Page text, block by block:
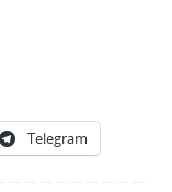
Telegram